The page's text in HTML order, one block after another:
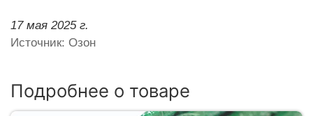
17 мая 2025 г.
Источник: Озон
Подробнее о товаре